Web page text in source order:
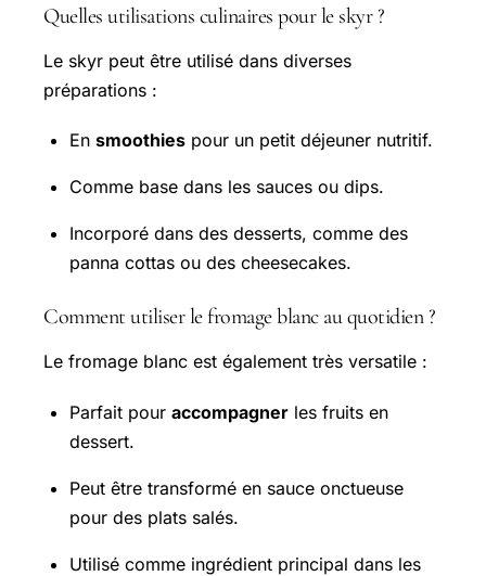
Quelles utilisations culinaires pour le skyr ?
Le skyr peut être utilisé dans diverses
préparations :
En smoothies pour un petit déjeuner nutritif.
Comme base dans les sauces ou dips.
Incorporé dans des desserts, comme des
panna cottas ou des cheesecakes.
Comment utiliser le fromage blanc au quotidien ?
Le fromage blanc est également très versatile :
Parfait pour accompagner les fruits en
dessert.
Peut être transformé en sauce onctueuse
pour des plats salés.
Utilisé comme ingrédient principal dans les